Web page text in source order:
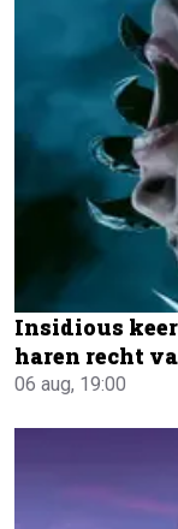
Insidious
haren recht
06 aug, 19:00